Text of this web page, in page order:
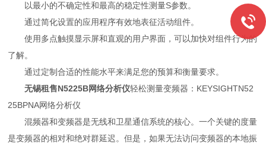
以最小的不确定性和最高的稳定性测量S参数。
通过简化设置的应用程序有效地表征活动组件。
使用多点触摸显示屏和直观的用户界面，可以加快对组件行为的
了解。
通过定制合适的性能水平来满足您的预算和衡量要求。
无锡租售N5225B网络分析仪轻松测量变频器：KEYSIGHTN52
25BPNA网络分析仪
混频器和变频器是无线和卫星通信系统的核心。一个关键的度量
是变频器的相对和绝对群延迟。但是，如果无法访问变频器的本地振